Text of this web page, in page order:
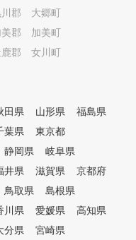
川郡 大郷町
美郡 加美町
鹿郡 女川町
田県 山形県
福島県
葉県
東京都
静岡県
岐阜県
井県 滋賀県
京都府
鳥取県
島根県
川県 愛媛県
高知県
分県
宮崎県